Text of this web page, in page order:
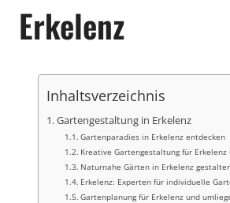
Erkelenz
Inhaltsverzeichnis
Gartengestaltung in Erkelenz
Gartenparadies in Erkelenz entdecken
Kreative Gartengestaltung für Erkelenz
Naturnahe Gärten in Erkelenz
Erkelenz: Experten für individuelle
Gartenplanung für Erkelenz und